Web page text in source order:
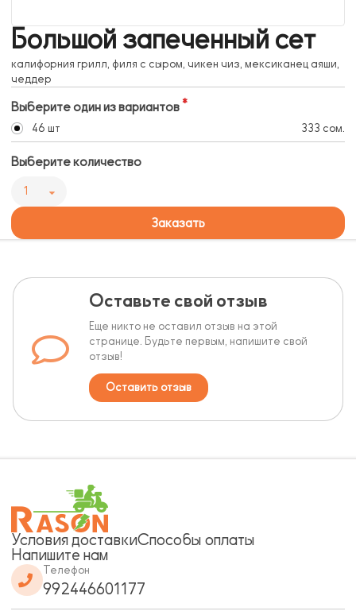
Большой запеченный сет
калифорния грилл, филя с сыром, чикен чиз, мексиканец аяши,
чеддер
Выберите один из вариантов
46 шт 333 сом.
Выберите количество
1
Заказать
Оставьте свой отзыв
Еще никто не оставил отзыв на этой
странице. Будьте первым, напишите свой
отзыв!
Оставить отзыв
Условия доставкиСпособы оплаты
Напишите нам
Телефон
992446601177